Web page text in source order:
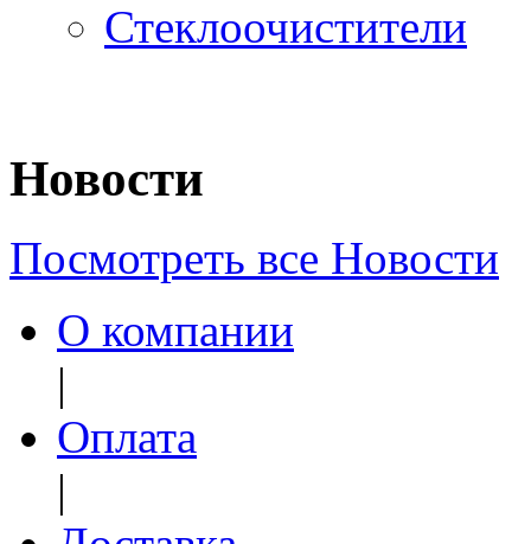
Стеклоочистители
Новости
Посмотреть все Новости
О компании
|
Оплата
|